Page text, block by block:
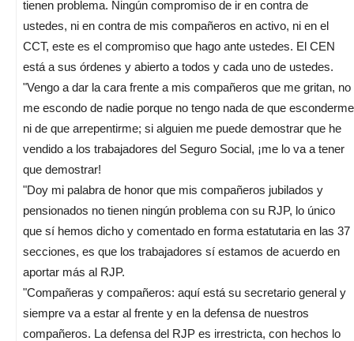
tienen problema. Ningún compromiso de ir en contra de
ustedes, ni en contra de mis compañeros en activo, ni en el
CCT, este es el compromiso que hago ante ustedes. El CEN
está a sus órdenes y abierto a todos y cada uno de ustedes.
"Vengo a dar la cara frente a mis compañeros que me gritan, no
me escondo de nadie porque no tengo nada de que esconderme
ni de que arrepentirme; si alguien me puede demostrar que he
vendido a los trabajadores del Seguro Social, ¡me lo va a tener
que demostrar!
"Doy mi palabra de honor que mis compañeros jubilados y
pensionados no tienen ningún problema con su RJP, lo único
que sí hemos dicho y comentado en forma estatutaria en las 37
secciones, es que los trabajadores sí estamos de acuerdo en
aportar más al RJP.
"Compañeras y compañeros: aquí está su secretario general y
siempre va a estar al frente y en la defensa de nuestros
compañeros. La defensa del RJP es irrestricta, con hechos lo